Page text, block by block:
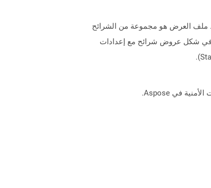
تمثل الملفات التي تحتوي على تمديد .odp تنسيق ملف العرض التقديمي المستخدم بواسطة OpenOffice.org في معيار Oasisopen. ملف العرض هو مجموعة من الشرائح
في شكل عروض شرائح مع إعدادات